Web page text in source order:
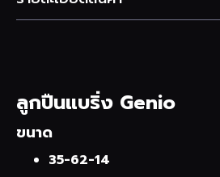
ลูกปืนแบริ่ง Genio
ขนาด
35-62-14